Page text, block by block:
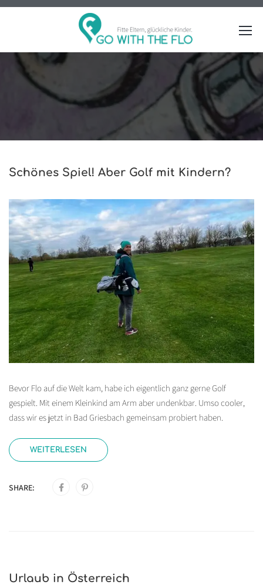
Schönes Spiel! Aber Golf mit Kindern?
Bevor Flo auf die Welt kam, habe ich eigentlich ganz gerne Golf
gespielt. Mit einem Kleinkind am Arm aber undenkbar. Umso cooler,
dass wir es jetzt in Bad Griesbach gemeinsam probiert haben.
WEITERLESEN
SHARE:
Urlaub in Österreich